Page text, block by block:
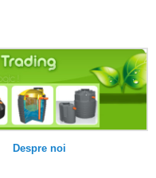
Despre noi